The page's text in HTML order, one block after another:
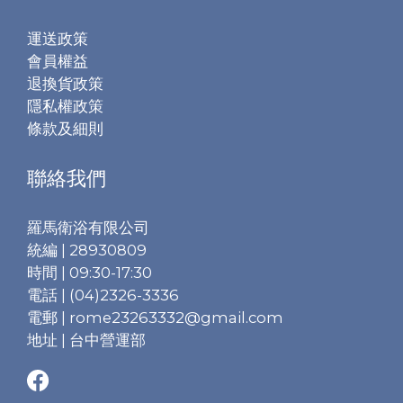
運送政策
會員權益
退換貨政策
隱私權政策
條款及細則
聯絡我們
羅馬衛浴有限公司
統編 | 28930809
時間 | 09:30-17:30
電話 | (04)2326-3336
電郵 | rome23263332@gmail.com
地址 | 台中營運部